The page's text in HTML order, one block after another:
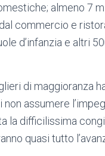
almeno 7
commercio e
d’infanzia e altri
di maggioranza
assumere
la difficilissima
quasi tutto